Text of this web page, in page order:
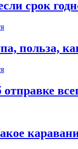
срок
польза,